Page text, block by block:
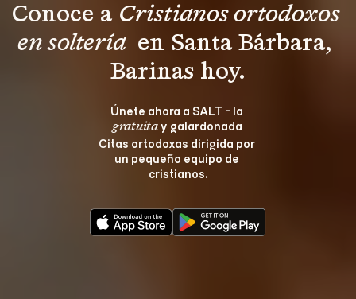
Conoce a Cristianos ortodoxos
en soltería en Santa Bárbara,
Barinas hoy.
Únete ahora a SALT - la
gratuita y galardonada
Citas ortodoxas dirigida por
un pequeño equipo de
cristianos.